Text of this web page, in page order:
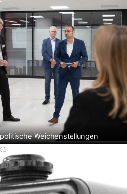
Weichenstellungen